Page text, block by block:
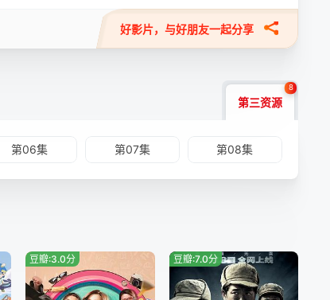
好影片，与好朋友一起分享
第三资源
8
第06集 第07集 第08集
豆瓣:3.0分 豆瓣:7.0分